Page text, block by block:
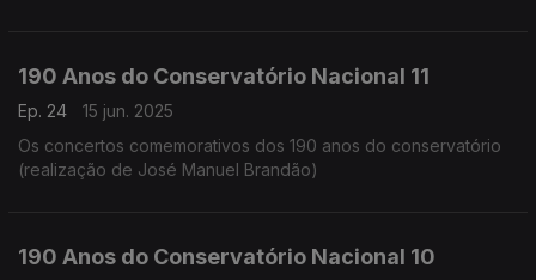
190 Anos do Conservatório Nacional 11
Ep. 24
15 jun. 2025
Os concertos comemorativos dos 190 anos do conservatório
(realização de José Manuel Brandão)
190 Anos do Conservatório Nacional 10